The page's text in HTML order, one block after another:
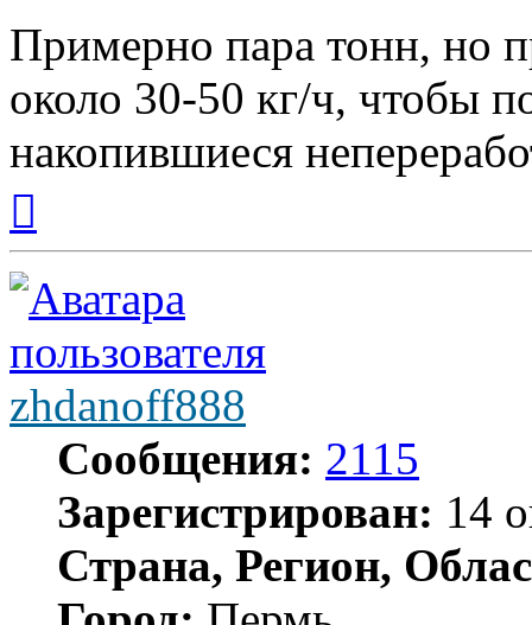
Примерно пара тонн, но
около 30-50 кг/ч, чтобы
накопившиеся
началу
zhdanoff888
Сообщения: 2115
Зарегистрирован: 14
Страна, Регион,